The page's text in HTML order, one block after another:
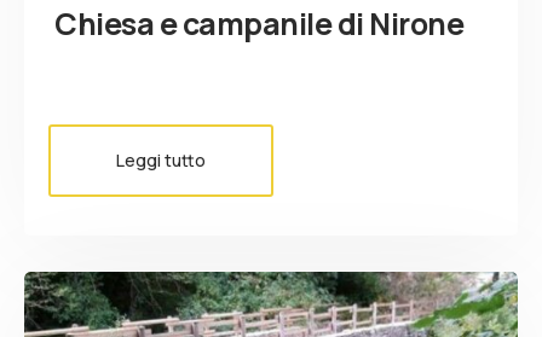
Chiesa e campanile di Nirone
Leggi tutto